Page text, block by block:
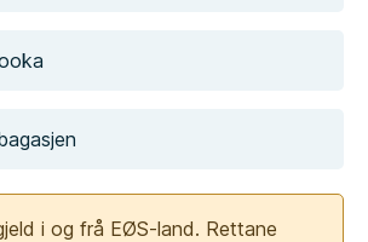
i og frå EØS-land. Rettane